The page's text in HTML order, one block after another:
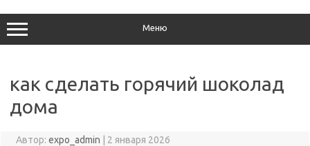
Меню
как сделать горячий шоколад
дома
Автор: expo_admin 2 января 2026